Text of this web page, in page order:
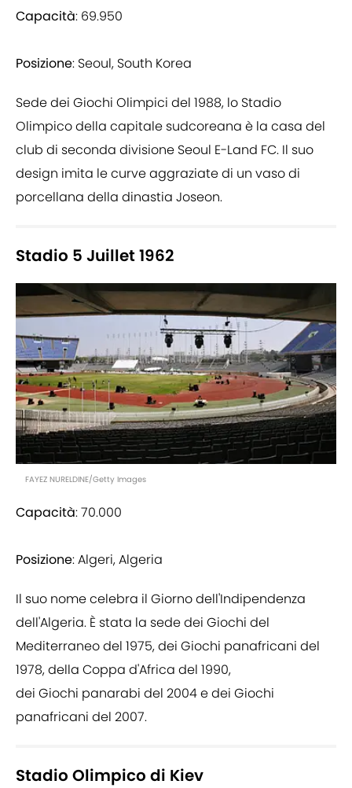
Capacità: 69.950
Posizione: Seoul, South Korea
Sede dei Giochi Olimpici del 1988, lo Stadio
Olimpico della capitale sudcoreana è la casa del
club di seconda divisione Seoul E-Land FC. Il suo
design imita le curve aggraziate di un vaso di
porcellana della dinastia Joseon.
Stadio 5 Juillet 1962
FAYEZ NURELDINE/Getty Images
Capacità: 70.000
Posizione: Algeri, Algeria
Il suo nome celebra il Giorno dell'Indipendenza
dell'Algeria. È stata la sede dei Giochi del
Mediterraneo del 1975, dei Giochi panafricani del
1978, della Coppa d'Africa del 1990,
dei Giochi panarabi del 2004 e dei Giochi
panafricani del 2007.
Stadio Olimpico di Kiev